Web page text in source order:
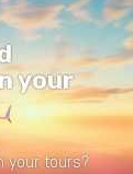
your
your tours?